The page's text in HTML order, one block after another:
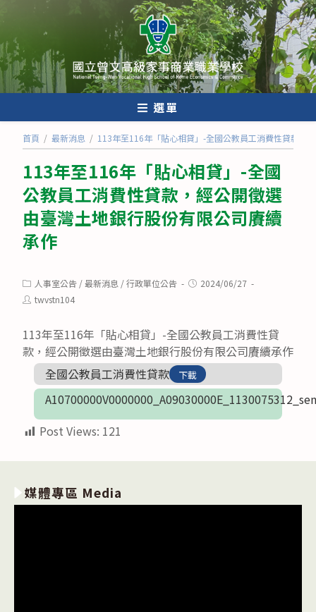
轉
至
主
要
內
選單
首頁 / 最新消息 / 113年至116年「貼心相貸」-全國公教員工消費性貸款，
113年至116年「貼心相貸」-全國
公教員工消費性貸款，經公開徵選
由臺灣土地銀行股份有限公司賡續
承作
Post
category:
人事室公告 /最新消息 /行政單位公告
Post2024/06/27
Posttwvstn104
113年至116年「貼心相貸」-全國公教員工消費性貸
款，經公開徵選由臺灣土地銀行股份有限公司賡續承作
全國公教員工消費性貸款
下載
Post Views: 121
媒體專區 Media